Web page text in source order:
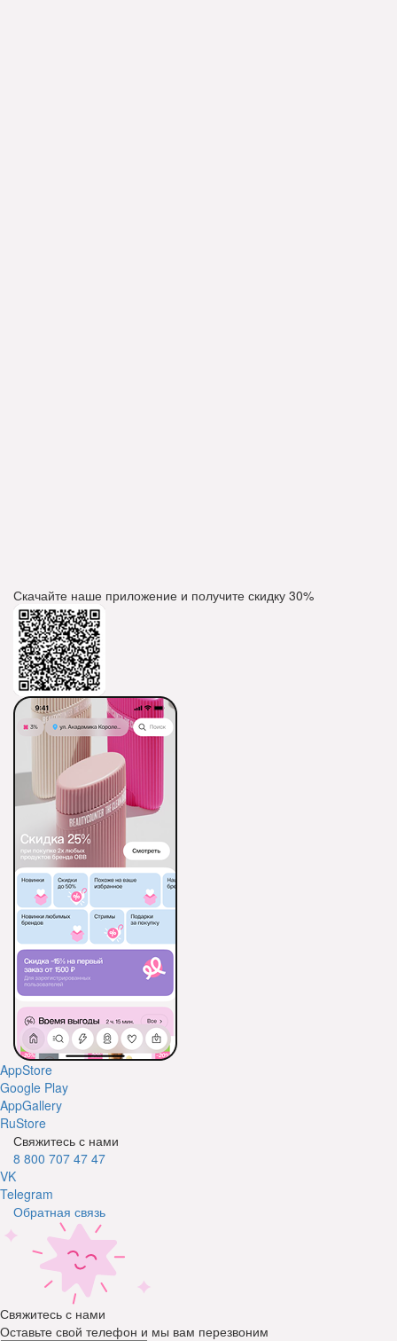
Скачайте наше приложение и получите скидку 30%
AppStore
Google Play
AppGallery
RuStore
Свяжитесь с нами
8 800 707 47 47
VK
Telegram
Обратная связь
Свяжитесь с нами
Оставьте свой телефон и мы вам перезвоним